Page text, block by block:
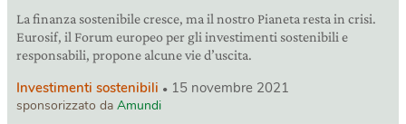
La finanza sostenibile cresce, ma il nostro Pianeta resta in crisi.
Eurosif, il Forum europeo per gli investimenti sostenibili e
responsabili, propone alcune vie d’uscita.
Investimenti sostenibili 15 novembre 2021
sponsorizzato da Amundi